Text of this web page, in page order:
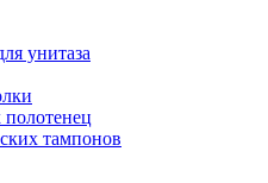
унитаза
тампонов